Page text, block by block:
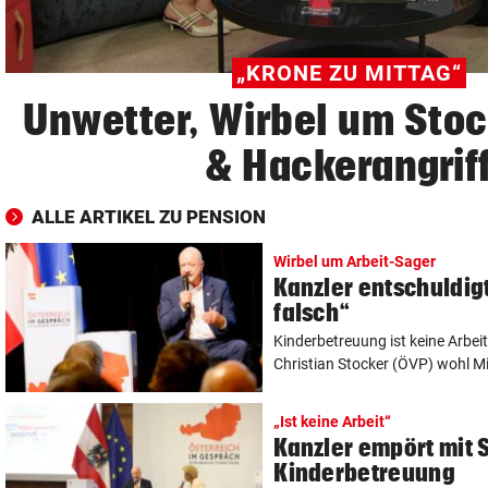
„KRONE ZU MITTAG“
Unwetter, Wirbel um
&
ALLE ARTIKEL ZU PENSION
Wirbel um Arbeit-Sager
Kanzler
falsch“
Kinderbetreuung ist keine
Christian Stocker (ÖVP) wohl
„Ist keine Arbeit“
Kanzler empört mit
Kinderbetreuung